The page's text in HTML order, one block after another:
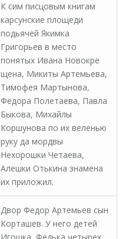
К сим писцовым книгам
карсунские площеди
подьячей Якимка
Григорьев в место
понятых Ивана Новокре
щена, Микиты Артемьева,
Тимофея Мартынова,
Федора Полетаева, Павла
Быкова, Михайлы
Коршунова по их веленью
руку да мордвы
Нехорошки Четаева,
Алешки Отькина знамена
их приложил.
Двор Федор Артемьев сын
Корташев. У него детей